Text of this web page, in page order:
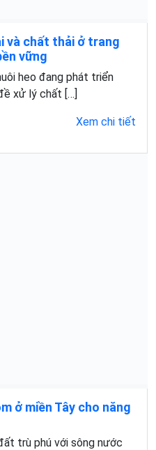
và chất thải ở trang
vững
heo đang phát triển
xử lý chất […]
Xem chi tiết
ở miền Tây cho năng
trù phú với sông nước